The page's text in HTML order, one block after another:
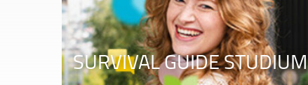
SURVIVAL GUIDE STUDIUM